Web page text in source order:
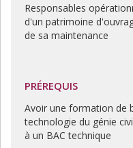
Responsables
d'un patrimoine
de sa maintenance
PRÉREQUIS
Avoir une formation de
technologie du génie
à un BAC technique